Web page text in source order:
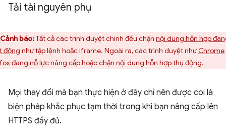
Tải tài nguyên phụ
Cảnh báo:Tất cả các trình duyệt chính đều chặn nội dung hỗn hợp
động như tập lệnh hoặc iframe. Ngoài ra, các trình duyệt nhưChrome
đang nỗ lực nâng cấp hoặc chặn nội dung hỗn hợp thụ động.
Mọi thay đổi mà bạn thực hiện ở đây chỉ nên được coi là
biện pháp khắc phục tạm thời trong khi bạn nâng cấp lên
HTTPS đầy đủ.